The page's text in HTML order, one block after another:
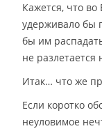
Кажется, что во
удерживало бы
бы им
не разлетается
Итак… что же
Если коротко
неуловимое